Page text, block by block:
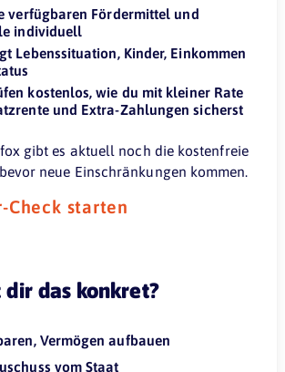
verfügbaren Fördermittel und
individuell
Lebenssituation, Kinder, Einkommen
kostenlos, wie du mit kleiner Rate
und Extra-Zahlungen sicherst
gibt es aktuell noch die kostenfreie
neue Einschränkungen kommen.
Check starten
dir das konkret?
Vermögen aufbauen
vom Staat